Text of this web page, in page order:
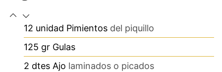
12 unidad Pimientos del piquillo
125 gr Gulas
2 dtes Ajo laminados o picados